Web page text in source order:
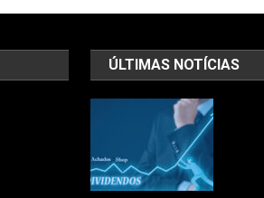
ÚLTIMAS NOTÍCIAS